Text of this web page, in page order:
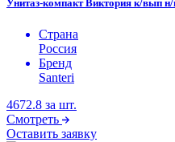
Унитаз-компакт Виктория к/вып
Страна
Россия
Бренд
Santeri
4672.8 за шт.
Смотреть
Оставить заявку